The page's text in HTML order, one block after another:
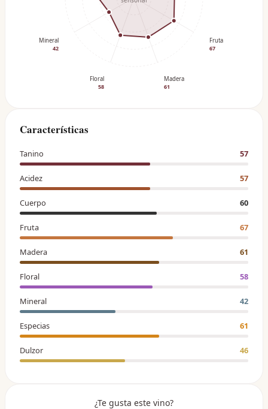
Fruta
67
Madera
61
Floral
58
Mineral
42
Características
Tanino 57
Acidez 57
Cuerpo 60
Fruta 67
Madera 61
Floral 58
Mineral 42
Especias 61
Dulzor 46
¿Te gusta este vino?